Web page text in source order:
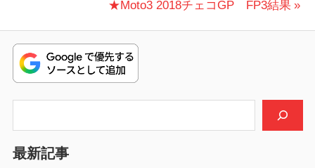
ナ
ビ
ゲ
ー
シ
稿:
次
投
稿:
★Moto3 2018チェコGP FP3結果
最新記事